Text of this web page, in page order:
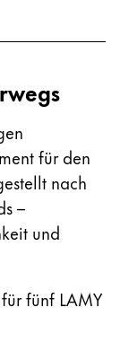
Sprachen,
Sprachen,
für den
nach
–
und
fünf LAMY